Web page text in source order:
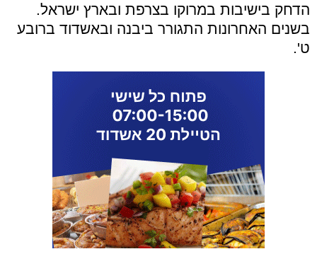
הדחק בישיבות במרוקו בצרפת ובארץ ישראל.
בשנים האחרונות התגורר ביבנה ובאשדוד ברובע
ט'.